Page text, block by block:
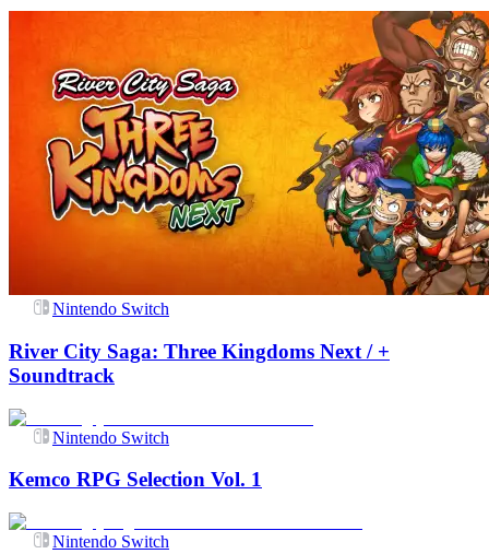
Nintendo Switch
River City Saga: Three Kingdoms Next / +
Soundtrack
Nintendo Switch
Kemco RPG Selection Vol. 1
Nintendo Switch